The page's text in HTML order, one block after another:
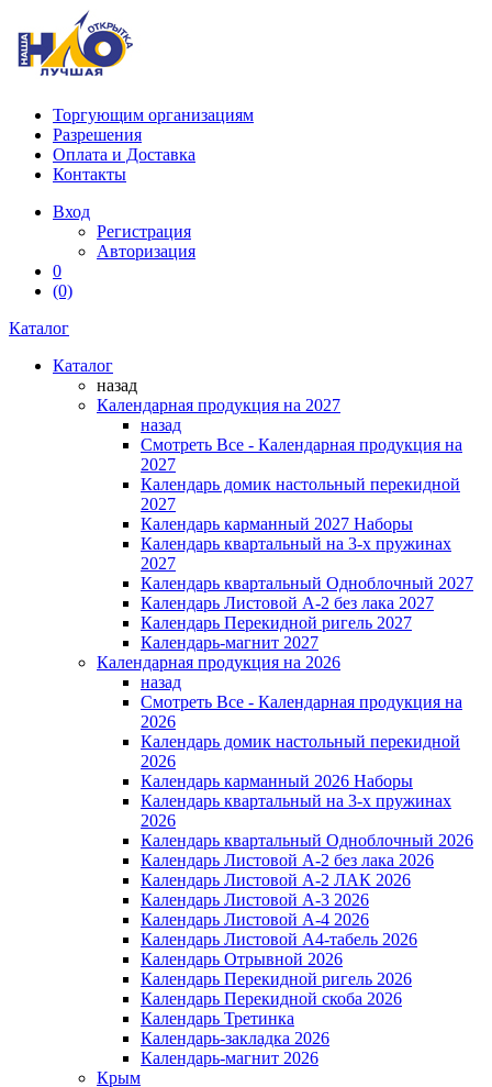
Торгующим организациям
Разрешения
Оплата и Доставка
Контакты
Вход
Регистрация
Авторизация
0
(0)
Каталог
Каталог
назад
Календарная продукция на 2027
назад
Смотреть Все - Календарная продукция на
2027
Календарь домик настольный перекидной
2027
Календарь карманный 2027 Наборы
Календарь квартальный на 3-х пружинах
2027
Календарь квартальный Одноблочный 2027
Календарь Листовой А-2 без лака 2027
Календарь Перекидной ригель 2027
Календарь-магнит 2027
Календарная продукция на 2026
назад
Смотреть Все - Календарная продукция на
2026
Календарь домик настольный перекидной
2026
Календарь карманный 2026 Наборы
Календарь квартальный на 3-х пружинах
2026
Календарь квартальный Одноблочный 2026
Календарь Листовой А-2 без лака 2026
Календарь Листовой А-2 ЛАК 2026
Календарь Листовой А-3 2026
Календарь Листовой А-4 2026
Календарь Листовой А4-табель 2026
Календарь Отрывной 2026
Календарь Перекидной ригель 2026
Календарь Перекидной скоба 2026
Календарь Третинка
Календарь-закладка 2026
Календарь-магнит 2026
Крым